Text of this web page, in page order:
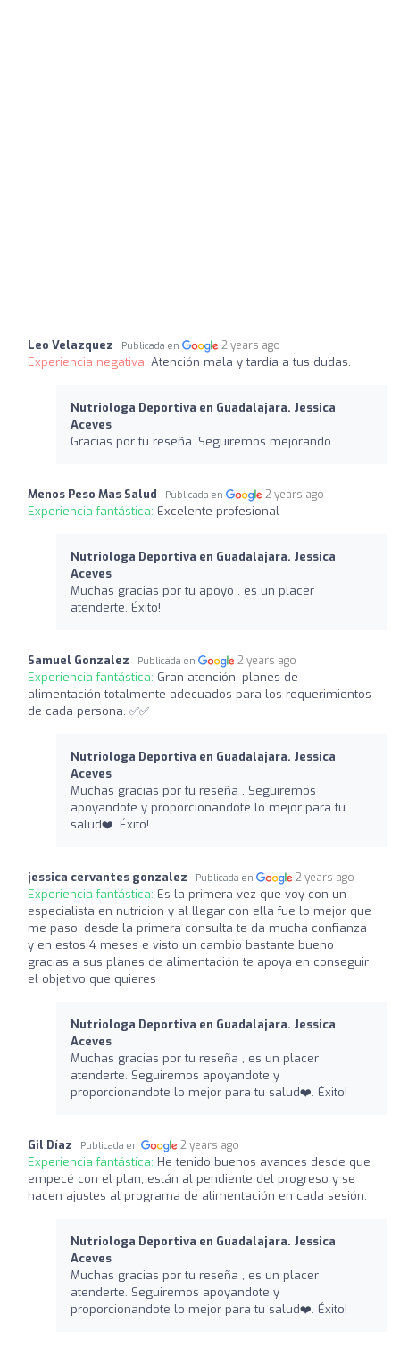
Leo Velazquez Publicada en 2 years ago
Experiencia negativa: Atención mala y tardía a tus dudas.
Nutriologa Deportiva en Guadalajara. Jessica
Aceves
Gracias por tu reseña. Seguiremos mejorando
Menos Peso Mas Salud Publicada en 2 years ago
Experiencia fantástica: Excelente profesional
Nutriologa Deportiva en Guadalajara. Jessica
Aceves
Muchas gracias por tu apoyo , es un placer
atenderte. Éxito!
Samuel Gonzalez Publicada en 2 years ago
Experiencia fantástica: Gran atención, planes de
alimentación totalmente adecuados para los requerimientos
de cada persona. ✅✅
Nutriologa Deportiva en Guadalajara. Jessica
Aceves
Muchas gracias por tu reseña . Seguiremos
apoyandote y proporcionandote lo mejor para tu
salud❤️‍. Éxito!
jessica cervantes gonzalez Publicada en 2 years ago
Experiencia fantástica: Es la primera vez que voy con un
especialista en nutricion y al llegar con ella fue lo mejor que
me paso, desde la primera consulta te da mucha confianza
y en estos 4 meses e visto un cambio bastante bueno
gracias a sus planes de alimentación te apoya en conseguir
el objetivo que quieres
Nutriologa Deportiva en Guadalajara. Jessica
Aceves
Muchas gracias por tu reseña , es un placer
atenderte. Seguiremos apoyandote y
proporcionandote lo mejor para tu salud❤️‍. Éxito!
Gil Díaz Publicada en 2 years ago
Experiencia fantástica: He tenido buenos avances desde que
empecé con el plan, están al pendiente del progreso y se
hacen ajustes al programa de alimentación en cada sesión.
Nutriologa Deportiva en Guadalajara. Jessica
Aceves
Muchas gracias por tu reseña , es un placer
atenderte. Seguiremos apoyandote y
proporcionandote lo mejor para tu salud❤️‍. Éxito!